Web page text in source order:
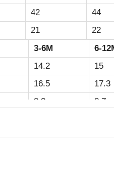
42 44
21 22
3-6M
6-
14.2 15
16.5 17.3
8.3 8.7